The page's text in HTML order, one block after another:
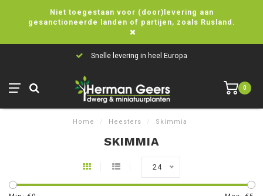
Niet toegestaan voor (door)levering aan
gesanctioneerde landen of partijen, zoals Rusland.
Snelle levering in heel Europa
0
Home / Heesters / Skimmia
SKIMMIA
24